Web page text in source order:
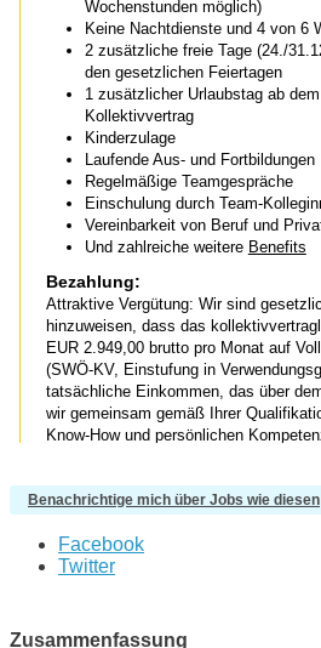
Benachrichtige mich über Jobs wie diesen
Facebook
Twitter
Zusammenfassung